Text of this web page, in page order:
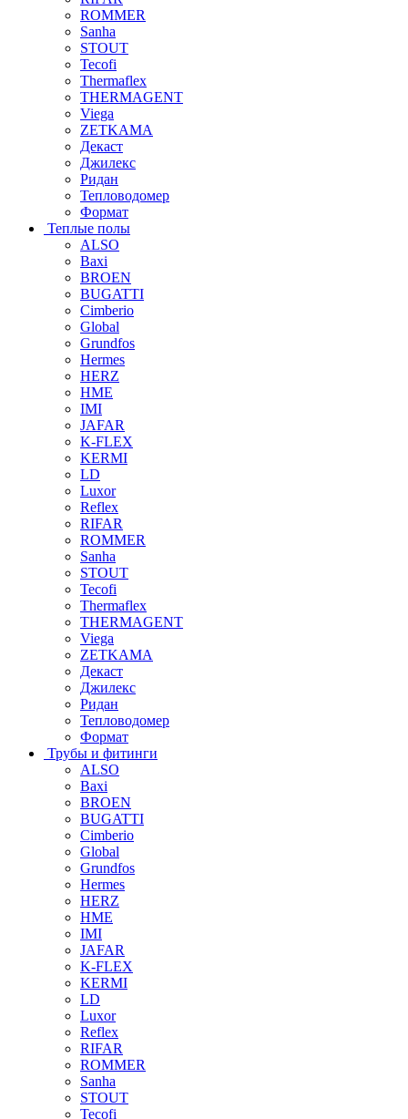
ROMMER
Sanha
STOUT
Tecofi
Thermaflex
THERMAGENT
Viega
ZETKAMA
Декаст
Джилекс
Ридан
Тепловодомер
Формат
Теплые полы
ALSO
Baxi
BROEN
BUGATTI
Cimberio
Global
Grundfos
Hermes
HERZ
HME
IMI
JAFAR
K-FLEX
KERMI
LD
Luxor
Reflex
RIFAR
ROMMER
Sanha
STOUT
Tecofi
Thermaflex
THERMAGENT
Viega
ZETKAMA
Декаст
Джилекс
Ридан
Тепловодомер
Формат
Трубы и фитинги
ALSO
Baxi
BROEN
BUGATTI
Cimberio
Global
Grundfos
Hermes
HERZ
HME
IMI
JAFAR
K-FLEX
KERMI
LD
Luxor
Reflex
RIFAR
ROMMER
Sanha
STOUT
Tecofi